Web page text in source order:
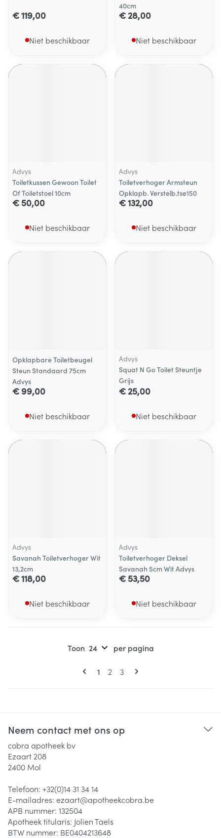
€ 119,00
Niet beschikbaar
40cm
€ 28,00
Niet beschikbaar
Advys
Toiletkussen Gewoon Toilet
Of Toiletstoel 10cm
€ 50,00
Niet beschikbaar
Advys
Toiletverhoger Armsteun
Opklapb. Verstelb.tse150
€ 132,00
Niet beschikbaar
Opklapbare Toiletbeugel
Steun Standaard 75cm
Advys
€ 99,00
Niet beschikbaar
Advys
Squat N Go Toilet Steuntje
Grijs
€ 25,00
Niet beschikbaar
Advys
Savanah Toiletverhoger Wit
13,2cm
€ 118,00
Niet beschikbaar
Advys
Toiletverhoger Deksel
Savanah 5cm Wit Advys
€ 53,50
Niet beschikbaar
Pagina's
U lees momenteel pagina
1 Pagina
2 Pagina
3
Toon per pagina
Neem contact met ons op
cobra apotheek bv
Ezaart 208
2400 Mol
Telefoon: +32(0)14 31 34 14
E-mailadres: ezaart@apotheekcobra.be
APB nummer: 132504
Apotheek titularis: Jolien Taels
BTW nummer: BE0404213648